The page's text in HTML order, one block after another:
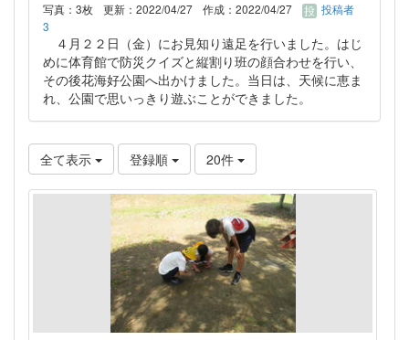
写真：3枚 更新：2022/04/27 作成：2022/04/27
投稿者
3
４月２２日（金）にお見知り遠足を行いました。はじ
めに体育館で防災クイズと縦割り班の顔合わせを行い、
その後花海好公園へ出かけました。当日は、天候に恵ま
れ、公園で思いっきり遊ぶことができました。
全て表示 登録順 20件